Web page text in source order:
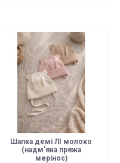
Шапка демі ЛІ молоко
(надм'яка пряжа
мерінос)